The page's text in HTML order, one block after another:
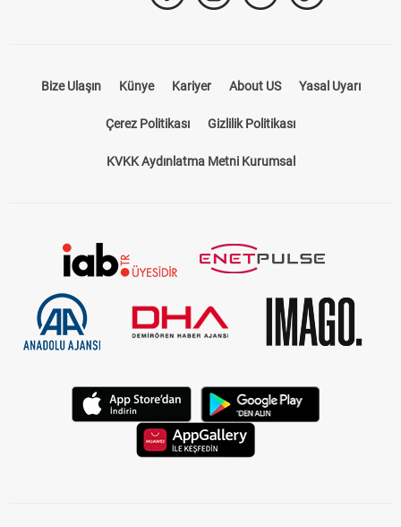
Bize Ulaşın Künye Kariyer About US Yasal Uyarı
Çerez Politikası Gizlilik Politikası
KVKK Aydınlatma Metni Kurumsal